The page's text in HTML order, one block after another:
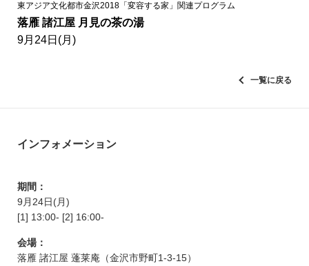
東アジア文化都市金沢2018「変容する家」関連プログラム
落雁 諸江屋 月見の茶の湯
9月24日(月)
一覧に戻る
インフォメーション
期間：
9月24日(月)
[1] 13:00- [2] 16:00-
会場：
落雁 諸江屋 蓬莱庵（金沢市野町1-3-15）